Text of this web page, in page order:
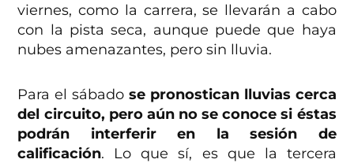
viernes, como la carrera, se llevarán a cabo
con la pista seca, aunque puede que haya
nubes amenazantes, pero sin lluvia.
Para el sábado se pronostican lluvias cerca
del circuito, pero aún no se conoce si éstas
podrán interferir en la sesión de
calificación. Lo que sí, es que la tercera